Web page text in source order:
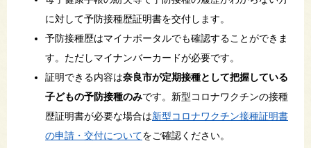
に対して予防接種歴証明書を交付します。
予防接種歴はマイナポータルでも確認することができま
す。ただしマイナンバーカードが必要です。
証明できる内容は奈良市が定期接種として把握している
子どもの予防接種のみです。新型コロナワクチンの接種
歴証明書が必要な場合は新型コロナワクチン接種証明書
の申請・交付についてをご確認ください。